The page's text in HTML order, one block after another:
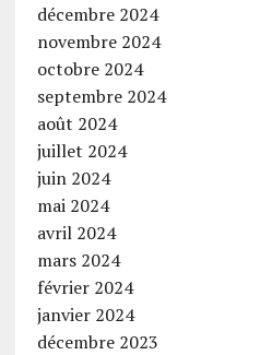
décembre 2024
novembre 2024
octobre 2024
septembre 2024
août 2024
juillet 2024
juin 2024
mai 2024
avril 2024
mars 2024
février 2024
janvier 2024
décembre 2023